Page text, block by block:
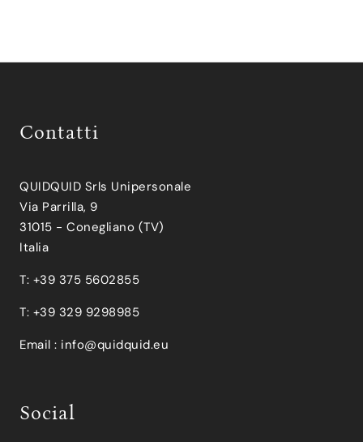
Contatti
QUIDQUID Srls Unipersonale
Via Parrilla, 9
31015 - Conegliano (TV)
Italia
T: +39 375 5602855
T: +39 329 9298985
Email : info@quidquid.eu
Social